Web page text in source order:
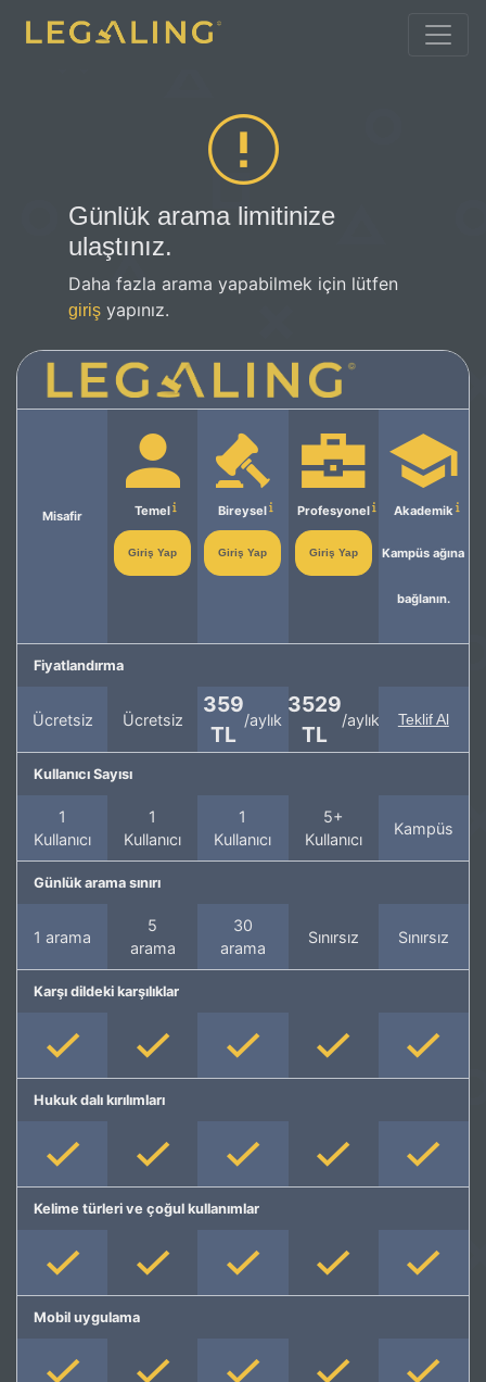
Günlük arama limitinize
ulaştınız.
Daha fazla arama yapabilmek için lütfen
giriş yapınız.
Misafir Temel
Giriş Yap
Bireysel
Giriş Yap
Profesyonel
Giriş Yap
Akademik
Kampüs ağına
bağlanın.
Fiyatlandırma
Ücretsiz Ücretsiz
359
TL
/aylık
3529
TL
/aylık Teklif Al
Kullanıcı Sayısı
1
Kullanıcı
1
Kullanıcı
1
Kullanıcı
5+
Kullanıcı
Kampüs
Günlük arama sınırı
1 arama
5
arama
30
arama
Sınırsız Sınırsız
Karşı dildeki karşılıklar
Hukuk dalı kırılımları
Kelime türleri ve çoğul kullanımlar
Mobil uygulama